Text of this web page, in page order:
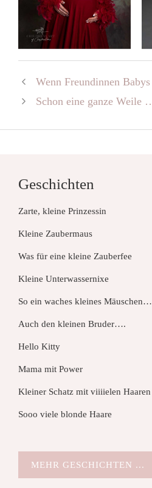
Wenn Freundinnen
Schon eine ganze Weile
Geschichten
Zarte, kleine Prinzessin
Kleine Zaubermaus
Was für eine kleine Zauberfee
Kleine Unterwassernixe
So ein waches kleines Mäuschen…
Auch den kleinen Bruder….
Hello Kitty
Mama mit Power
Kleiner Schatz mit viiiielen Haaren
Sooo viele blonde Haare
MEHR GESCHICHTEN ...